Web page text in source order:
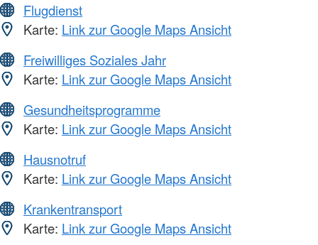
Flugdienst
Karte: Link zur Google Maps Ansicht
Freiwilliges Soziales Jahr
Karte: Link zur Google Maps Ansicht
Gesundheitsprogramme
Karte: Link zur Google Maps Ansicht
Hausnotruf
Karte: Link zur Google Maps Ansicht
Krankentransport
Karte: Link zur Google Maps Ansicht